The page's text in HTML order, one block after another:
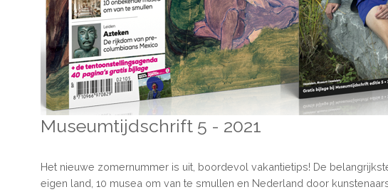
Museumtijdschrift 5 - 2021
Het nieuwe zomernummer is uit, boordevol vakantietips! De
eigen land, 10 musea om van te smullen en Nederland door